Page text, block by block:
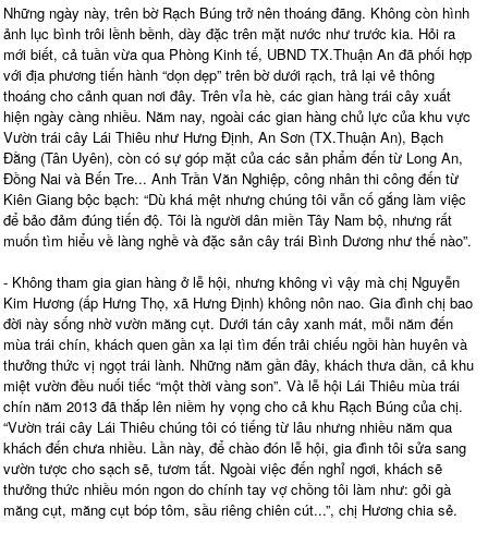
Những ngày này, trên bờ Rạch Búng trở nên thoáng đãng. Không còn hình
ảnh lục bình trôi lềnh bềnh, dày đặc trên mặt nước như trước kia. Hỏi ra
mới biết, cả tuần vừa qua Phòng Kinh tế, UBND TX.Thuận An đã phối hợp
với địa phương tiến hành “dọn dẹp” trên bờ dưới rạch, trả lại vẻ thông
thoáng cho cảnh quan nơi đây. Trên vỉa hè, các gian hàng trái cây xuất
hiện ngày càng nhiều. Năm nay, ngoài các gian hàng chủ lực của khu vực
Vườn trái cây Lái Thiêu như Hưng Định, An Sơn (TX.Thuận An), Bạch
Đằng (Tân Uyên), còn có sự góp mặt của các sản phẩm đến từ Long An,
Đồng Nai và Bến Tre... Anh Trần Văn Nghiệp, công nhân thi công đến từ
Kiên Giang bộc bạch: “Dù khá mệt nhưng chúng tôi vẫn cố gắng làm việc
để bảo đảm đúng tiến độ. Tôi là người dân miền Tây Nam bộ, nhưng rất
muốn tìm hiểu về làng nghề và đặc sản cây trái Bình Dương như thế nào”.
- Không tham gia gian hàng ở lễ hội, nhưng không vì vậy mà chị Nguyễn
Kim Hương (ấp Hưng Thọ, xã Hưng Định) không nôn nao. Gia đình chị bao
đời này sống nhờ vườn măng cụt. Dưới tán cây xanh mát, mỗi năm đến
mùa trái chín, khách quen gần xa lại tìm đến trải chiếu ngồi hàn huyên và
thưởng thức vị ngọt trái lành. Những năm gần đây, khách thưa dần, cả khu
miệt vườn đều nuối tiếc “một thời vàng son”. Và lễ hội Lái Thiêu mùa trái
chín năm 2013 đã thắp lên niềm hy vọng cho cả khu Rạch Búng của chị.
“Vườn trái cây Lái Thiêu chúng tôi có tiếng từ lâu nhưng nhiều năm qua
khách đến chưa nhiều. Lần này, để chào đón lễ hội, gia đình tôi sửa sang
vườn tược cho sạch sẽ, tươm tất. Ngoài việc đến nghỉ ngơi, khách sẽ
thưởng thức nhiều món ngon do chính tay vợ chồng tôi làm như: gỏi gà
măng cụt, măng cụt bóp tôm, sầu riêng chiên cút...”, chị Hương chia sẻ.